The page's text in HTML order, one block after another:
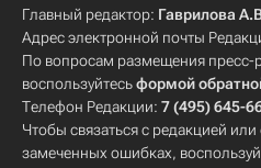
Главный редактор: Гаврилова
Адрес электронной почты
По вопросам размещения пресс-
воспользуйтесьформой
Телефон Редакции: 7 (495) 645-
Чтобы связаться с редакцией
замеченных ошибках,